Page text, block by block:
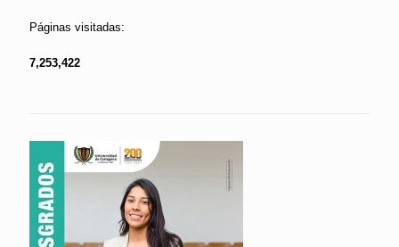
Páginas visitadas:
7,253,422